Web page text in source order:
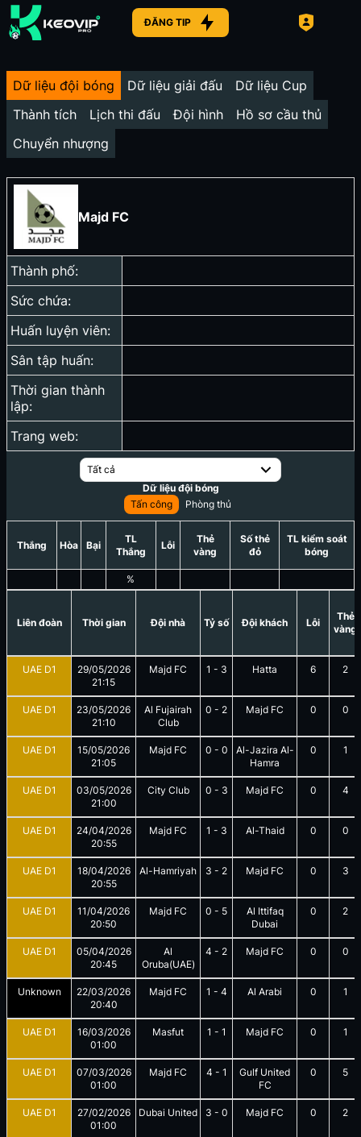
ĐĂNG TIP
Dữ liệu đội bóng Dữ liệu giải đấu
Dữ liệu Cup
Thành tích
Lịch thi đấu Đội hình
Hồ sơ cầu thủ
Chuyển nhượng
Majd FC
Thành phố:
Sức chứa:
Huấn luyện viên:
Sân tập huấn:
Thời gian thành
lập:
Trang web:
Tất cả
Dữ liệu đội bóng
Tấn công
Phòng thủ
Thắng Hòa Bại
TL
Thắng
%
Lỗi
Thẻ
vàng
Số thẻ
đỏ
TL kiểm soát
bóng
Liên đoàn Thời gian Đội nhà Tỷ số Đội khách Lỗi
Thẻ
vàng
UAE D1
29/05/2026
21:15
Majd FC 1 - 3 Hatta 6 2
UAE D1
23/05/2026
21:10
Al Fujairah
Club
0 - 2 Majd FC 0 0
UAE D1
15/05/2026
21:05
Majd FC 0 - 0
Al-Jazira Al-
Hamra
0 1
UAE D1
03/05/2026
21:00
City Club 0 - 3 Majd FC 0 4
UAE D1
24/04/2026
20:55
Majd FC 1 - 3 Al-Thaid 0 0
UAE D1
18/04/2026
20:55
Al-Hamriyah 3 - 2 Majd FC 0 3
UAE D1
11/04/2026
20:50
Majd FC 0 - 5
Al Ittifaq
Dubai
0 2
UAE D1
05/04/2026
20:45
Al
Oruba(UAE)
4 - 2 Majd FC 0 0
Unknown
22/03/2026
20:40
Majd FC 1 - 4 Al Arabi 0 1
UAE D1
16/03/2026
01:00
Masfut 1 - 1 Majd FC 0 1
UAE D1
07/03/2026
01:00
Majd FC 4 - 1
Gulf United
FC
0 5
UAE D1
27/02/2026
01:00
Dubai United 3 - 0 Majd FC 0 2